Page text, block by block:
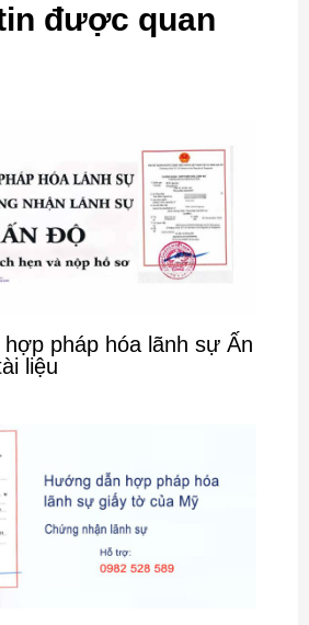
được quan
pháp hóa lãnh sự Ấn
liệu